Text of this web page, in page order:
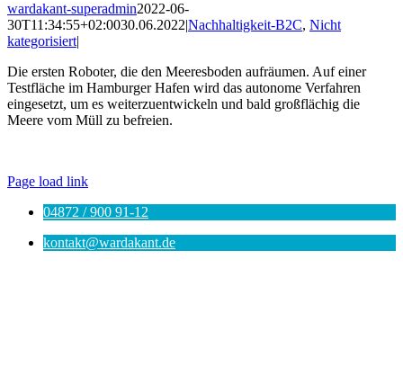
wardakant-superadmin2022-06-
30T11:34:55+02:0030.06.2022|Nachhaltigkeit-B2C, Nicht
kategorisiert|
Die ersten Roboter, die den Meeresboden aufräumen. Auf einer
Testfläche im Hamburger Hafen wird das autonome Verfahren
eingesetzt, um es weiterzuentwickeln und bald großflächig die
Meere vom Müll zu befreien.
Page load link
04872 / 900 91-12
kontakt@wardakant.de